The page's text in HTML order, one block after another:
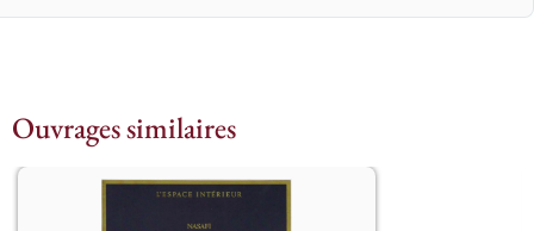
Ouvrages similaires